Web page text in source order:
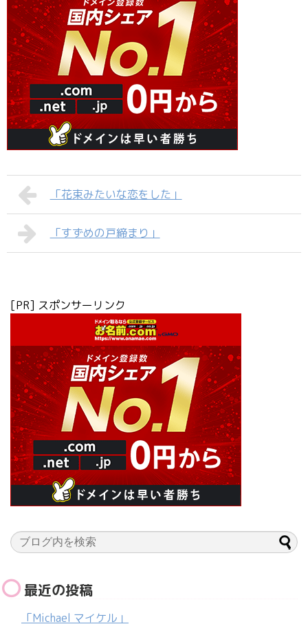
「花束みたいな恋をした」
「すずめの戸締まり」
[PR] スポンサーリンク
最近の投稿
「Michael マイケル」